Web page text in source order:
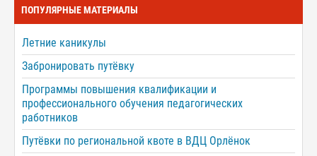
ПОПУЛЯРНЫЕ МАТЕРИАЛЫ
Летние каникулы
Забронировать путёвку
Программы повышения квалификации и
профессионального обучения педагогических
работников
Путёвки по региональной квоте в ВДЦ Орлёнок